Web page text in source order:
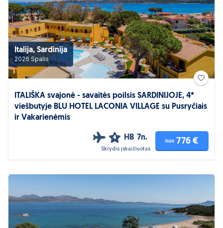
Italija, Sardinija
2026 Spalis
ITALIŠKA svajonė - savaitės poilsis SARDINIJOJE, 4*
viešbutyje BLU HOTEL LACONIA VILLAGE su Pusryčiais
ir Vakarienėmis
4 HB 7n.
Skrydis įskaičiuotas
nuo 776 €